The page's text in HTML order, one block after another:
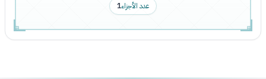
عدد الأجزاء1